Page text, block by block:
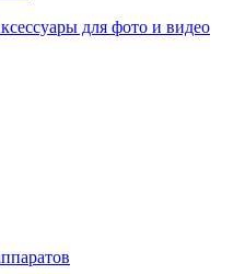
для фото и видео